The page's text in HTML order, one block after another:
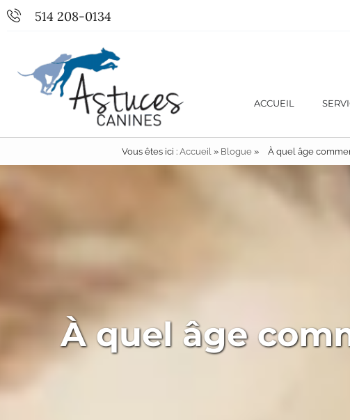
514 208-0134
ACCUEIL
Vous êtes ici : Accueil» Blogue» À quel âge
À quel âge